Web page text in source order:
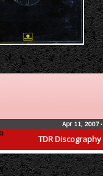
TDR Discography
Apr 11, 2007•